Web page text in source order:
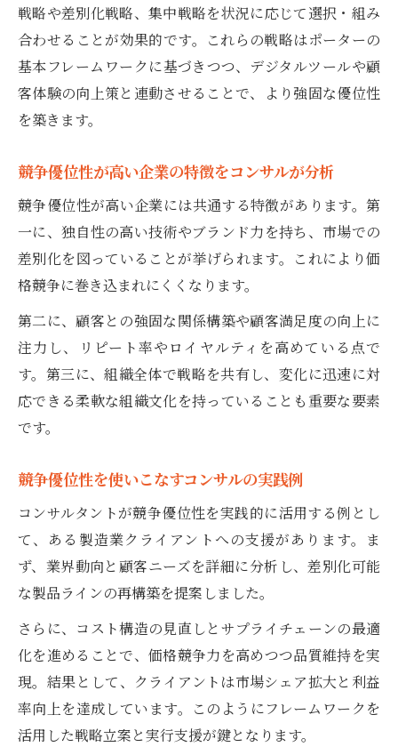
戦略や差別化戦略、集中戦略を状況に応じて選択・組み
合わせることが効果的です。これらの戦略はポーターの
基本フレームワークに基づきつつ、デジタルツールや顧
客体験の向上策と連動させることで、より強固な優位性
を築きます。
競争優位性が高い企業の特徴をコンサルが分析
競争優位性が高い企業には共通する特徴があります。第
一に、独自性の高い技術やブランド力を持ち、市場での
差別化を図っていることが挙げられます。これにより価
格競争に巻き込まれにくくなります。
第二に、顧客との強固な関係構築や顧客満足度の向上に
注力し、リピート率やロイヤルティを高めている点で
す。第三に、組織全体で戦略を共有し、変化に迅速に対
応できる柔軟な組織文化を持っていることも重要な要素
です。
競争優位性を使いこなすコンサルの実践例
コンサルタントが競争優位性を実践的に活用する例とし
て、ある製造業クライアントへの支援があります。ま
ず、業界動向と顧客ニーズを詳細に分析し、差別化可能
な製品ラインの再構築を提案しました。
さらに、コスト構造の見直しとサプライチェーンの最適
化を進めることで、価格競争力を高めつつ品質維持を実
現。結果として、クライアントは市場シェア拡大と利益
率向上を達成しています。このようにフレームワークを
活用した戦略立案と実行支援が鍵となります。